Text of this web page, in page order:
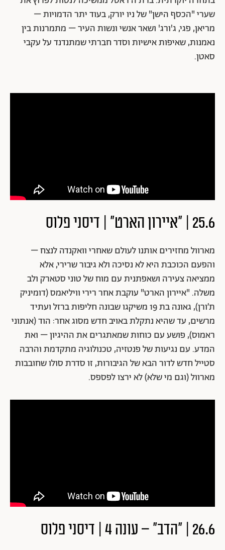
שערי "הכסף הישן" של ניו יורק, בעוד יתר הדמויות –
מריאן, פגי, ג'ורג' ושאר אנשי ונשות העיר – מתמרנות בין
נאמנות, שאיפות אישיות וסדר חברתי שמתנדנד על עקבי
סאטן.
25.6 | "איירון הארט" | דיסני פלוס
מארוול מחזירים אותנו לעולם שאחרי וואקנדה לנצח –
והפעם הכוכבת היא לא נסיכה ולא גיבור שרירי, אלא
ממציאה צעירה ושאפתנית עם מוח של טוני סטארק ולב
משלה. "איירון הארט" עוקבת אחר רירי וויליאמס (דומיניק
ת’ורן), גאונה בת 19 משיקגו שבונה חליפות ברזל ועתיד
מרשים, עד שהיא נתקלת באויב חדש מסוג אחר: הוד (אנתוני
ראמוס), פושע עם כוחות שמאתגרים את ההיגיון – ואת
המדע. עם נגיעות של פנטזיה, טכנולוגיה מתקדמת והרבה
סטייל חדש לדור הבא של הגיבורות, זו סדרת סולו שחובבות
מארוול (וגם מי שלא) לא ירצו לפספס.
26.6 | "הדב" – עונה 4 | דיסני פלוס